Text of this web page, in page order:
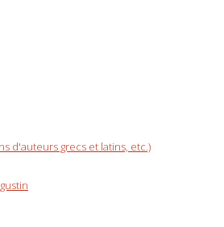
d'auteurs grecs et latins, etc.)